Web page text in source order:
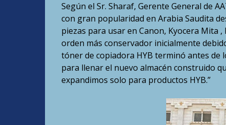
Según el Sr. Sharaf, Gerente General de
con gran popularidad en Arabia Saudita
piezas para usar en Canon, Kyocera Mita
orden más conservador inicialmente
tóner de copiadora HYB terminó antes
para llenar el nuevo almacén construido
expandimos solo para productos HYB.”